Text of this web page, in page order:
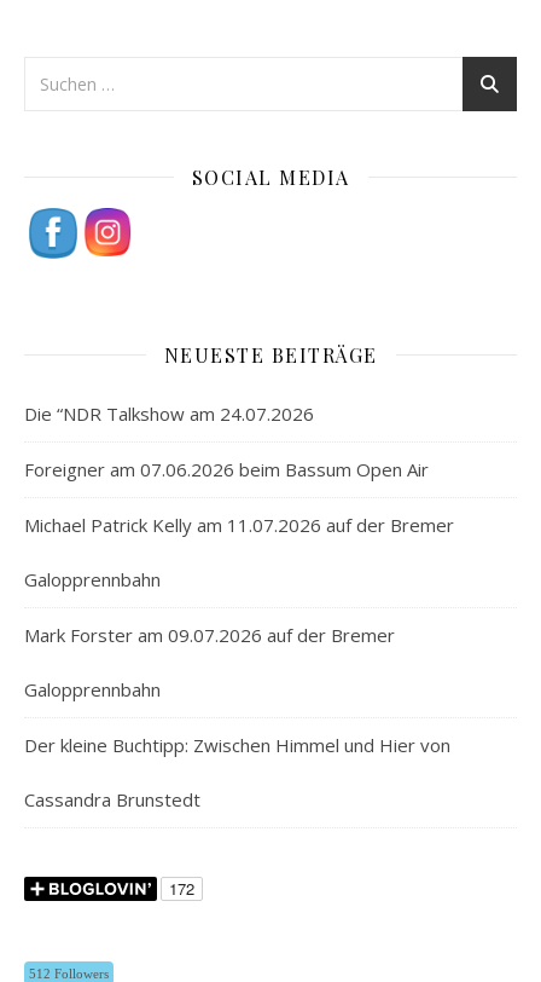
SOCIAL MEDIA
NEUESTE BEITRÄGE
Die “NDR Talkshow am 24.07.2026
Foreigner am 07.06.2026 beim Bassum Open Air
Michael Patrick Kelly am 11.07.2026 auf der Bremer
Galopprennbahn
Mark Forster am 09.07.2026 auf der Bremer
Galopprennbahn
Der kleine Buchtipp: Zwischen Himmel und Hier von
Cassandra Brunstedt
512 Followers